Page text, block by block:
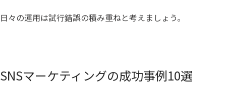
日々の運用は試行錯誤の積み重ねと考えましょう。
SNSマーケティングの成功事例10選